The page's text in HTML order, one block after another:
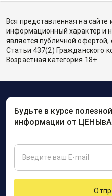
Вся представленная на
информационный характер и
является публичной
Статьи 437(2) Гражданского
Возрастная категория 18+.
Будьте в курсе
информации от